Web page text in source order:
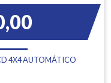
4X4 AUTOMÁTICO